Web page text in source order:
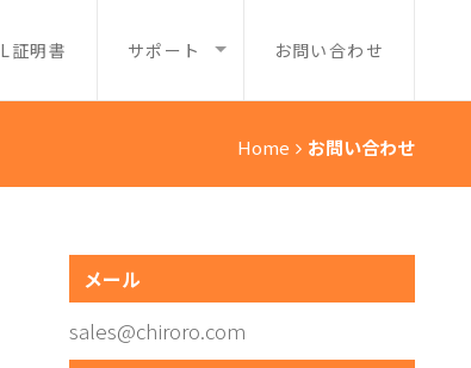
証明書 サポート お問い合わせ
Home お問い合わせ
メール
sales@chiroro.com